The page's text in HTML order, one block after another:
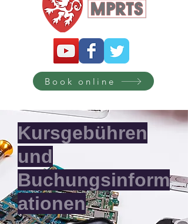
Book online
Kursgebühren
und
Buchungsinform
ationen